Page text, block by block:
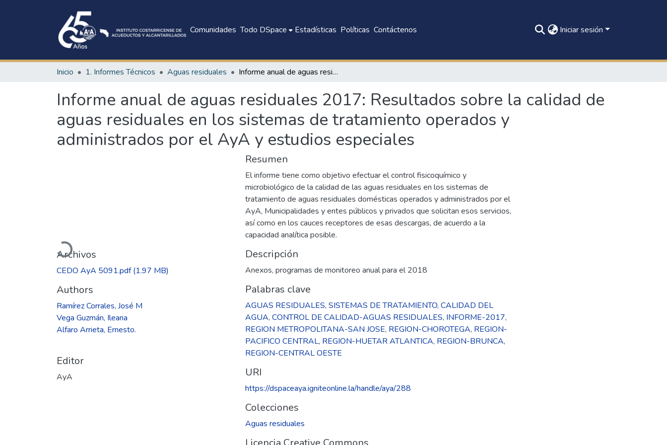
Comunidades Todo DSpace Estadísticas Políticas Contáctenos Iniciar sesión
Inicio 1. Informes Técnicos Aguas residuales Informe anual de aguas residuales 2017: Resultados sobre la calidad de aguas residuales en los sistemas de tratamiento operados y administrados por el AyA y estudios especiales
Informe anual de aguas residuales 2017: Resultados sobre la calidad de
aguas residuales en los sistemas de tratamiento operados y
administrados por el AyA y estudios especiales
Cargando...
Archivos
CEDO AyA 5091.pdf(1.97 MB)
Authors
Ramírez Corrales, José M
Vega Guzmán, Ileana
Alfaro Arrieta, Ernesto.
Editor
AyA
Resumen
El informe tiene como objetivo efectuar el control fisicoquímico y
microbiológico de la calidad de las aguas residuales en los sistemas de
tratamiento de aguas residuales domésticas operados y administrados por el
AyA, Municipalidades y entes públicos y privados que solicitan esos servicios,
así como en los cauces receptores de esas descargas, de acuerdo a la
capacidad analítica posible.
Descripción
Anexos, programas de monitoreo anual para el 2018
Palabras clave
AGUAS RESIDUALES, SISTEMAS DE TRATAMIENTO, CALIDAD DEL
AGUA, CONTROL DE CALIDAD-AGUAS RESIDUALES, INFORME-2017,
REGION METROPOLITANA-SAN JOSE, REGION-CHOROTEGA, REGION-
PACIFICO CENTRAL, REGION-HUETAR ATLANTICA, REGION-BRUNCA,
REGION-CENTRAL OESTE
URI
https://dspaceaya.igniteonline.la/handle/aya/288
Colecciones
Aguas residuales